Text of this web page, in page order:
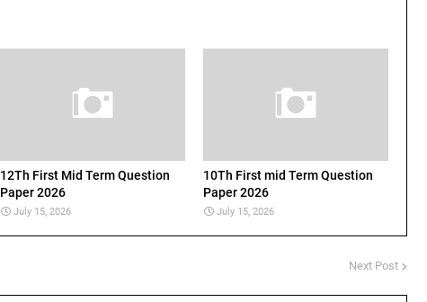
12Th First Mid Term Question
Paper 2026
July 15, 2026
10Th First mid Term Question
Paper 2026
July 15, 2026
Next Post